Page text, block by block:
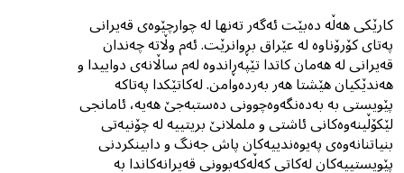
کارێکی هەڵە دەبێت ئەگەر تەنها لە چوارچێوەى قەیرانی
پەتای کۆرۆناوە لە عێراق بڕوانرێت. ئەم وڵاتە چەندان
قەیرانی لە هەمان کاتدا تێپەڕاندوە لەم ساڵانەی دواییدا و
هەندێكیان هێشتا هەر بەردەوامن. لەکاتێکدا پەتاکە
پێویستی بە بەدەنگەوەچوونی دەستبەجێ هەیە، ئامانجى
لێکۆڵینەوەکانی ئاشتی و ململانێ بریتییە لە چۆنیەتى
بنیاتنانەوەى پەیوەندییەکان پاش جەنگ و دابینکردنى
پێویستییەکان لەکاتى کەڵەکەبوونى قەیرانەکاندا بە